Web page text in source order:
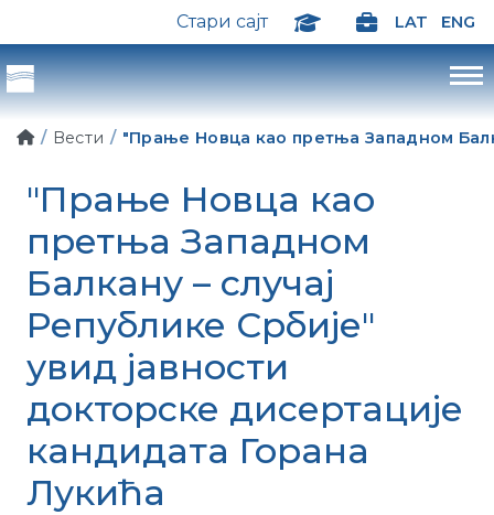
Стари сајт LAT ENG
Вести "Прање Новца као претња Западном
"Прање Новца као
претња Западном
Балкану – случај
Републике Србије"
увид јавности
докторске дисертације
кандидата Горана
Лукића